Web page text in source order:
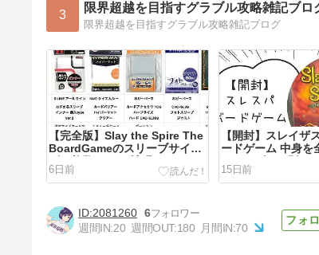
3 限界超越を目指すグラブル攻略雑記ブロ
限界超越を目指すグラブル攻略雑記ブログ
【完全版】Slay the Spire The
BoardGameのスリーブサイ
ズ・枚数まとめ 拡張セット
Downfallにも対応！【ボード
ゲーム】
6日前
【開封】スレイザ
ードゲーム 中身を
スタンダード版レ
15日前
2081260 6
週間IN:20 週間OUT:180 月間IN:70